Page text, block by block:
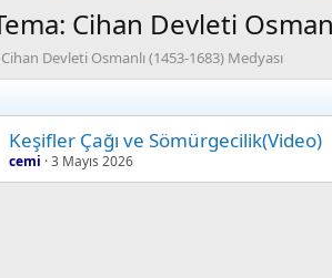
Cihan Devleti
Devleti Osmanlı (1453-1683) Medyası
Keşifler Çağı ve Sömürgecilik(Video)
cemi 3 Mayıs 2026